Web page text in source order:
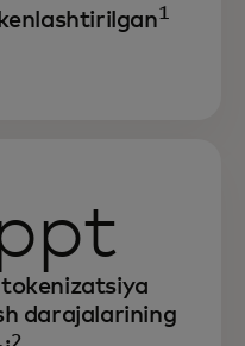
1
tokenizatsiya
darajalarining
2